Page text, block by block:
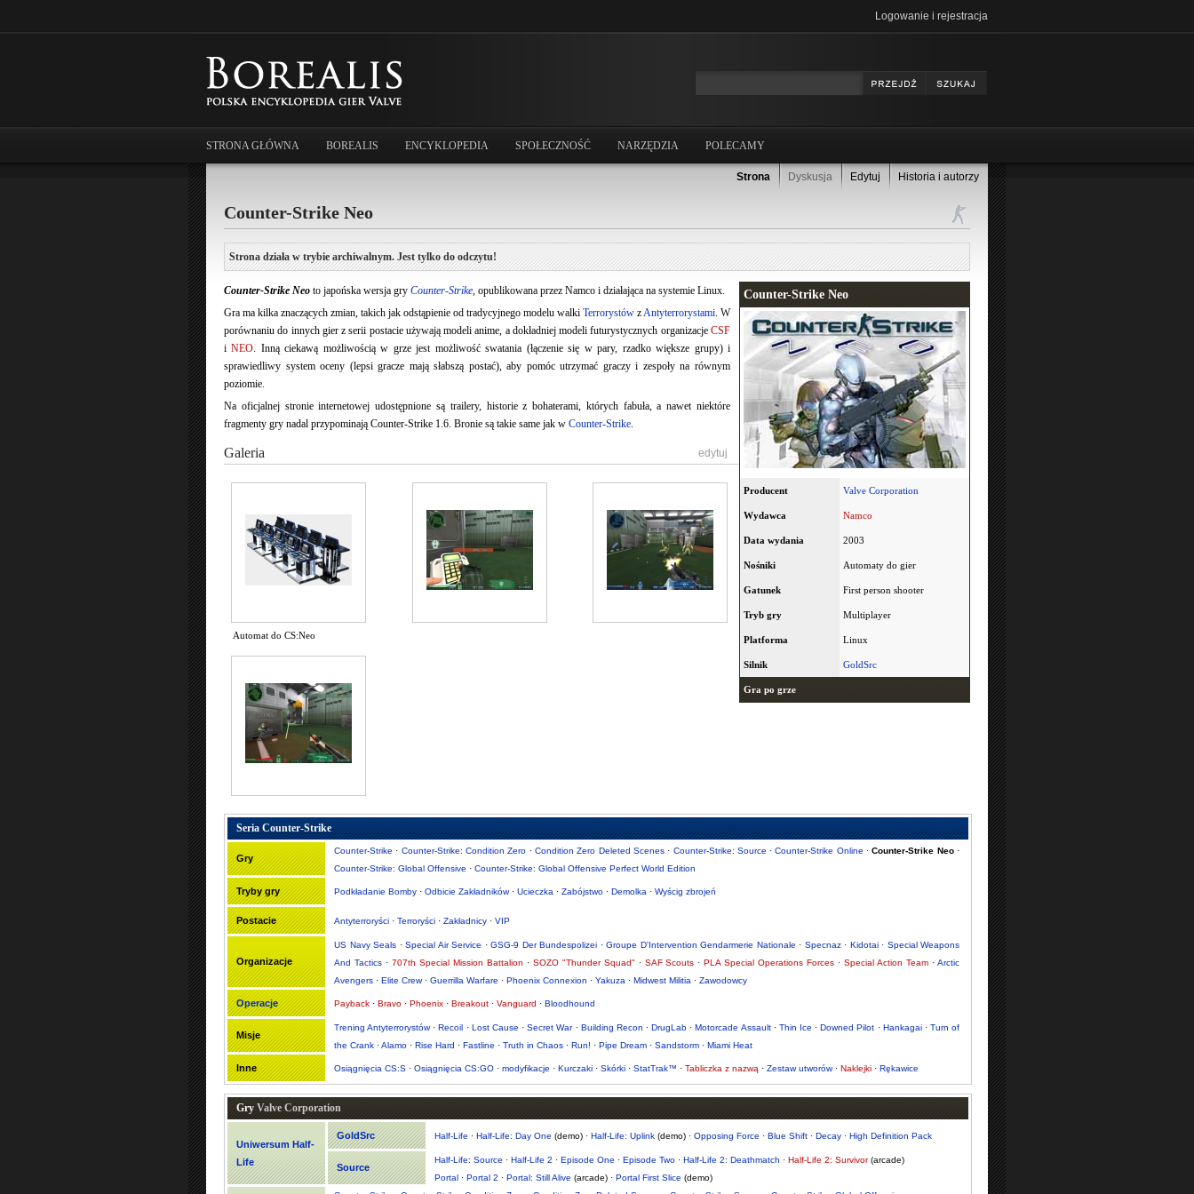
Logowanie i rejestracja
STRONA GŁÓWNA BOREALIS ENCYKLOPEDIA SPOŁECZNOŚĆ NARZĘDZIA POLECAMY
Strona Dyskusja Edytuj Historia i autorzy
Counter-Strike Neo
Strona działa w trybie archiwalnym. Jest tylko do odczytu!
Counter-Strike Neo
Producent Valve Corporation
Wydawca Namco
Data wydania 2003
Nośniki Automaty do gier
Gatunek First person shooter
Tryb gry Multiplayer
Platforma Linux
Silnik GoldSrc
Gra po grze
Counter-Strike Neo to japońska wersja gry Counter-Strike, opublikowana przez Namco i działająca na systemie Linux.
Gra ma kilka znaczących zmian, takich jak odstąpienie od tradycyjnego modelu walki Terrorystów zAntyterrorystami. W
porównaniu do innych gier z serii postacie używają modeli anime, a dokładniej modeli futurystycznych organizacje CSF
iNEO. Inną ciekawą możliwością w grze jest możliwość swatania (łączenie się w pary, rzadko większe grupy) i
sprawiedliwy system oceny (lepsi gracze mają słabszą postać), aby pomóc utrzymać graczy i zespoły na równym
poziomie.
Na oficjalnej stronie internetowej udostępnione są trailery, historie z bohaterami, których fabuła, a nawet niektóre
fragmenty gry nadal przypominają Counter-Strike 1.6. Bronie są takie same jak w Counter-Strike.
edytuj
Galeria
Automat do CS:Neo
Seria Counter-Strike
Gry
Counter-Strike · Counter-Strike: Condition Zero · Condition Zero Deleted Scenes· Counter-Strike: Source ·Counter-Strike Online ·Counter-Strike Neo·
Counter-Strike: Global Offensive · Counter-Strike: Global Offensive Perfect World Edition
Tryby gry Podkładanie Bomby · Odbicie Zakładników· Ucieczka · Zabójstwo · Demolka · Wyścig zbrojeń
Postacie Antyterroryści · Terroryści · Zakładnicy · VIP
Organizacje
US Navy Seals · Special Air Service · GSG-9 Der Bundespolizei · Groupe D'Intervention Gendarmerie Nationale · Specnaz· Kidotai· Special Weapons
And Tactics· 707th Special Mission Battalion · SOZO "Thunder Squad"· SAF Scouts ·PLA Special Operations Forces ·Special Action Team ·Arctic
Avengers · Elite Crew· Guerrilla Warfare · Phoenix Connexion · Yakuza · Midwest Militia · Zawodowcy
Operacje Payback · Bravo · Phoenix · Breakout · Vanguard · Bloodhound
Misje
Trening Antyterrorystów·Recoil · Lost Cause ·Secret War· Building Recon ·DrugLab ·Motorcade Assault· Thin Ice ·Downed Pilot · Hankagai·Turn of
the Crank ·Alamo · Rise Hard · Fastline · Truth in Chaos · Run! · Pipe Dream · Sandstorm · Miami Heat
Inne Osiągnięcia CS:S · Osiągnięcia CS:GO · modyfikacje · Kurczaki · Skórki · StatTrak™ · Tabliczka z nazwą · Zestaw utworów· Naklejki · Rękawice
Gry Valve Corporation
Uniwersum Half-
Life
GoldSrc Half-Life · Half-Life: Day One (demo) · Half-Life: Uplink (demo) · Opposing Force · Blue Shift · Decay · High Definition Pack
Source
Half-Life: Source · Half-Life 2 · Episode One · Episode Two · Half-Life 2: Deathmatch · Half-Life 2: Survivor(arcade)
Portal · Portal 2 · Portal: Still Alive (arcade) · Portal First Slice (demo)